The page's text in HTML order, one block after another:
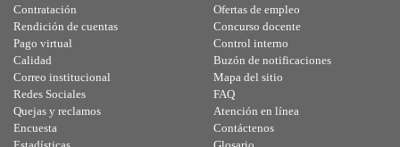
Contratación
Rendición de cuentas
Pago virtual
Calidad
Ofertas de empleo
Concurso docente
Control interno
Buzón de notificaciones
Correo institucional
Redes Sociales
Quejas y reclamos
Encuesta
Mapa del sitio
FAQ
Atención en línea
Contáctenos